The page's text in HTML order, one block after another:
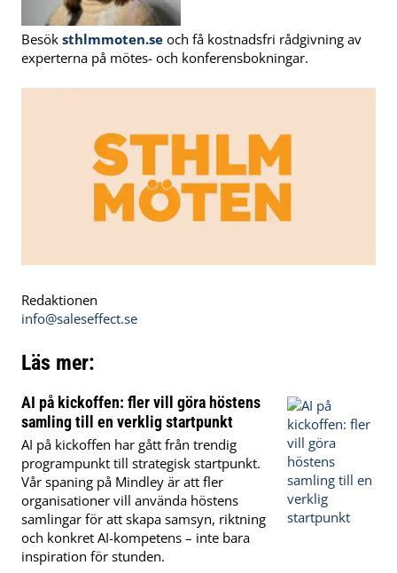
Besök sthlmmoten.se och få kostnadsfri rådgivning av
experterna på mötes- och konferensbokningar.
Redaktionen
info@saleseffect.se
Läs mer:
AI på kickoffen: fler vill göra höstens
samling till en verklig startpunkt
AI på kickoffen har gått från trendig
programpunkt till strategisk startpunkt.
Vår spaning på Mindley är att fler
organisationer vill använda höstens
samlingar för att skapa samsyn, riktning
och konkret AI-kompetens – inte bara
inspiration för stunden.